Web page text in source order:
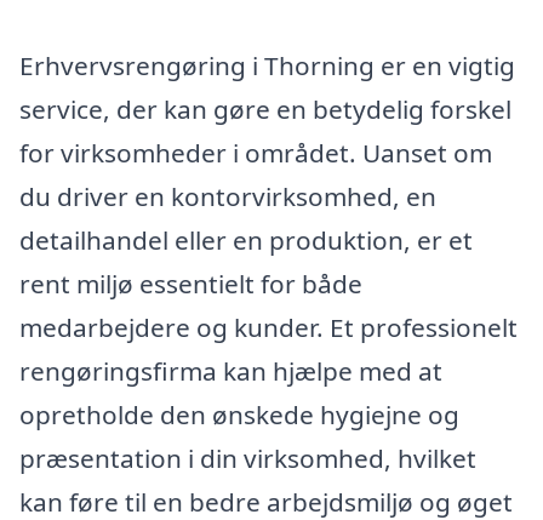
Erhvervsrengøring i Thorning er en vigtig
service, der kan gøre en betydelig forskel
for virksomheder i området. Uanset om
du driver en kontorvirksomhed, en
detailhandel eller en produktion, er et
rent miljø essentielt for både
medarbejdere og kunder. Et professionelt
rengøringsfirma kan hjælpe med at
opretholde den ønskede hygiejne og
præsentation i din virksomhed, hvilket
kan føre til en bedre arbejdsmiljø og øget